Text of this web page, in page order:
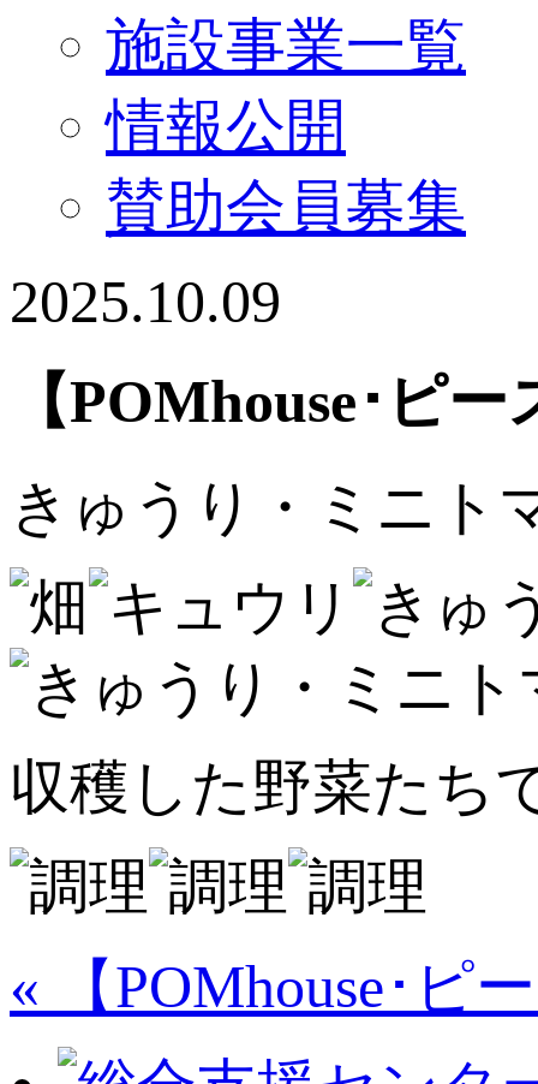
施設事業一覧
情報公開
賛助会員募集
2025.10.09
【POMhouse･ピ
きゅうり・ミニト
収穫した野菜たち
« 【POMhouse･ピ